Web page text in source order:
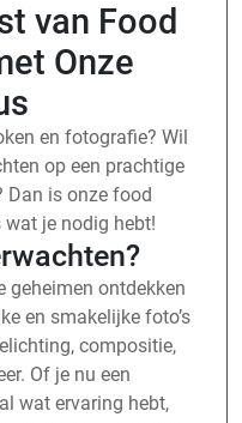
van Food
Onze
en fotografie? Wil
op een prachtige
Dan is onze food
je nodig hebt!
geheimen ontdekken
en smakelijke foto’s
compositie,
Of je nu een
wat ervaring hebt,